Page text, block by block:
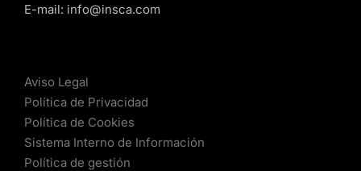
E-mail: info@insca.com
Aviso Legal
Política de Privacidad
Política de Cookies
Sistema Interno de Información
Política de gestión